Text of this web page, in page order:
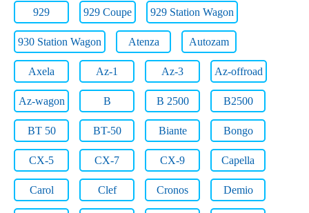
929 929 Coupe 929 Station Wagon
930 Station Wagon Atenza Autozam
Axela Az-1 Az-3 Az-offroad
Az-wagon B B 2500 B2500
BT 50 BT-50 Biante Bongo
CX-5 CX-7 CX-9 Capella
Carol Clef Cronos Demio